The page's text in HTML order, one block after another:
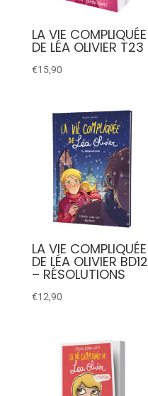
LA VIE COMPLIQUÉE
DE LÉA OLIVIER T23
€15,90
LA VIE COMPLIQUÉE
DE LÉA OLIVIER BD12
– RÉSOLUTIONS
€12,90